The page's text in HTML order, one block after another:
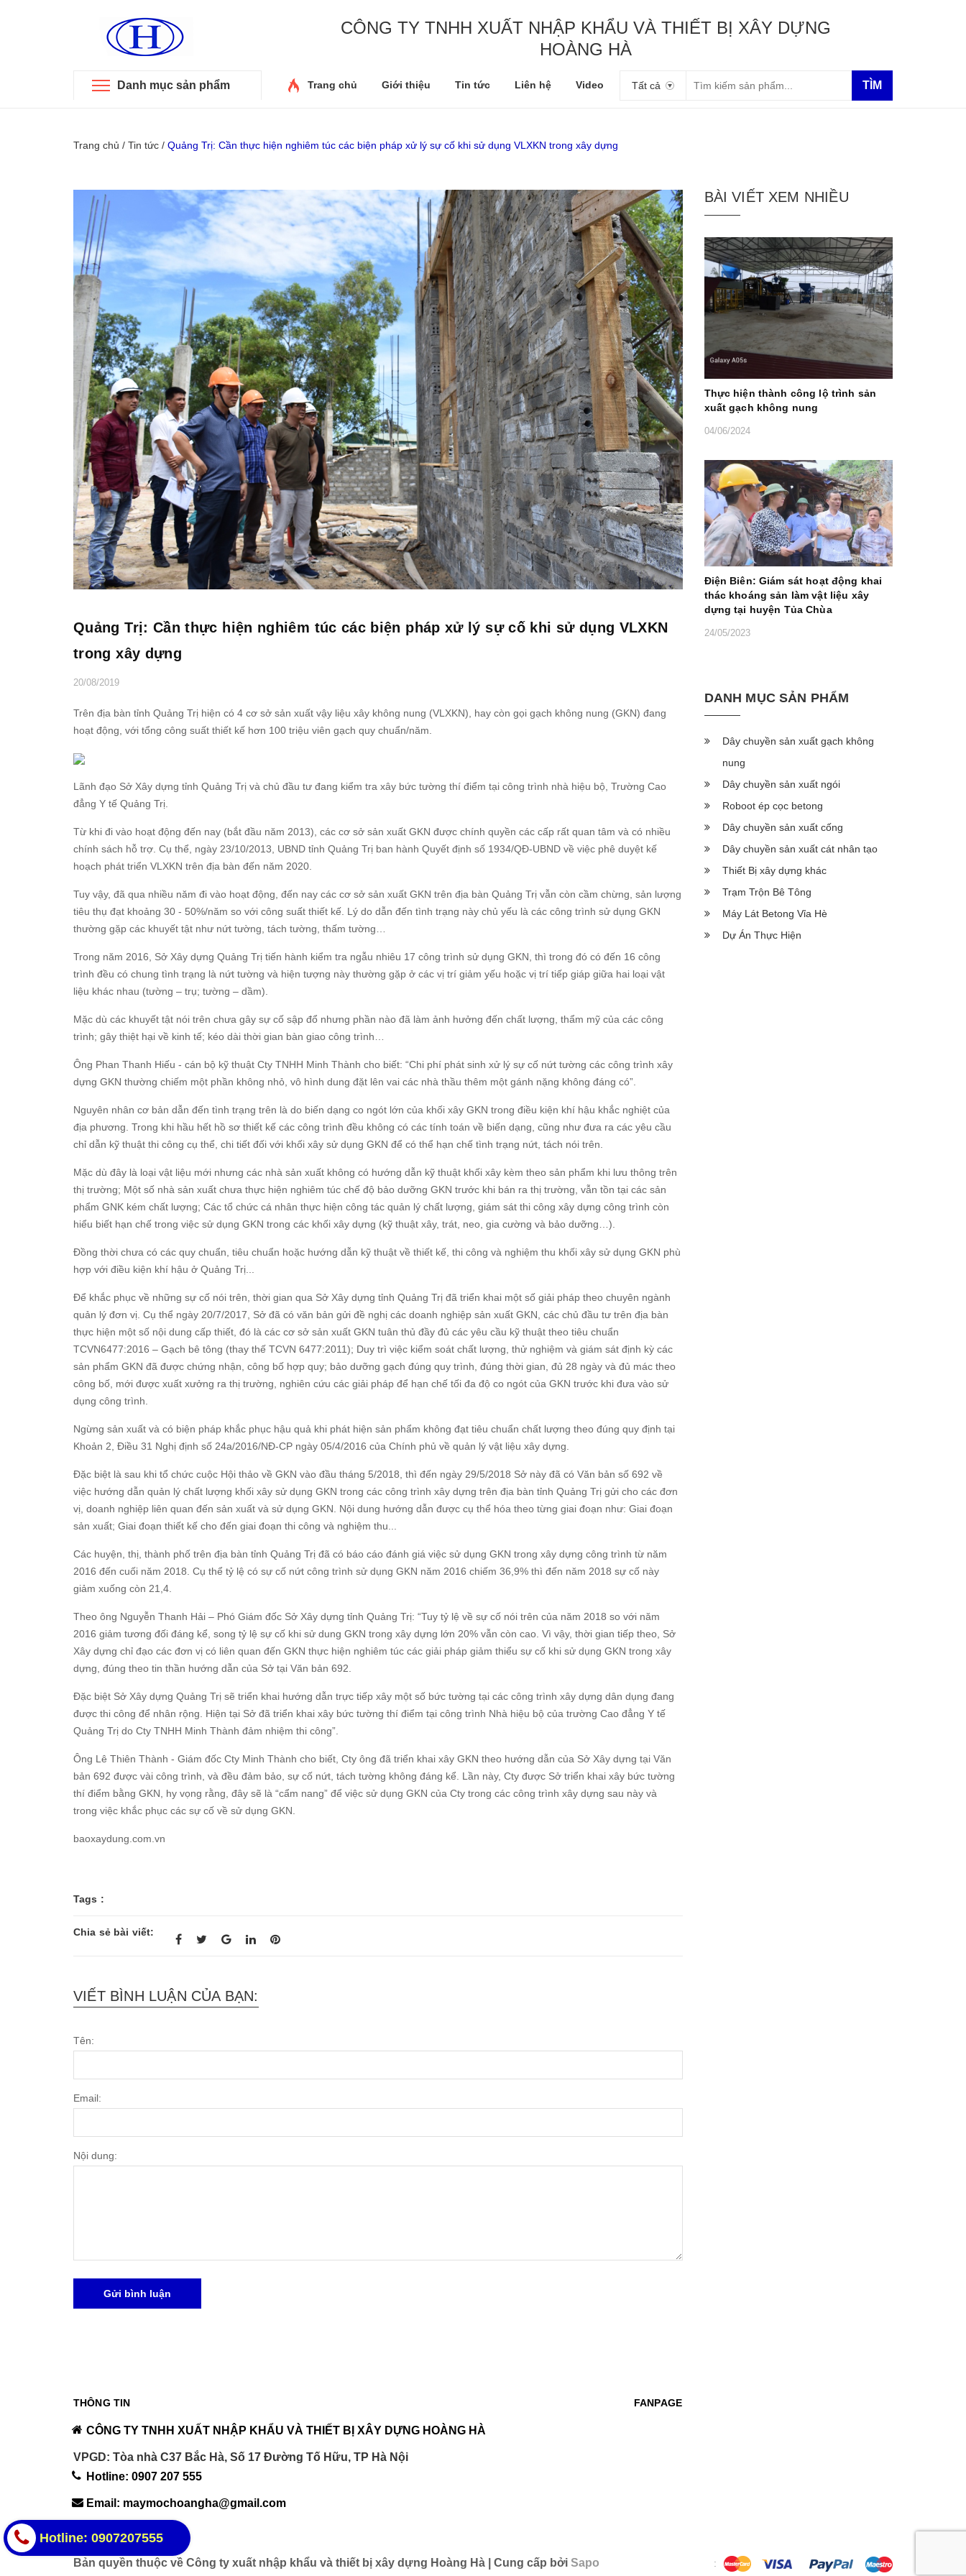
CÔNG TY TNHH XUẤT NHẬP KHẨU VÀ THIẾT BỊ XÂY DỰNG
HOÀNG HÀ
Danh mục sản phẩm Trang chủ Giới thiệu Tin tức Liên hệ Video Tất cả TÌM
Trang chủ / Tin tức / Quảng Trị: Cần thực hiện nghiêm túc các biện pháp xử lý sự cố khi sử dụng VLXKN trong xây dựng
Quảng Trị: Cần thực hiện nghiêm túc các biện pháp xử lý sự cố khi sử dụng VLXKN
trong xây dựng
20/08/2019
Trên địa bàn tỉnh Quảng Trị hiện có 4 cơ sở sản xuất vậy liệu xây không nung (VLXKN), hay còn gọi gạch không nung (GKN) đang
hoạt động, với tổng công suất thiết kế hơn 100 triệu viên gạch quy chuẩn/năm.
Lãnh đạo Sở Xây dựng tỉnh Quảng Trị và chủ đầu tư đang kiểm tra xây bức tường thí điểm tại công trình nhà hiệu bộ, Trường Cao
đẳng Y tế Quảng Trị.
Từ khi đi vào hoạt động đến nay (bắt đầu năm 2013), các cơ sở sản xuất GKN được chính quyền các cấp rất quan tâm và có nhiều
chính sách hỗ trợ. Cụ thể, ngày 23/10/2013, UBND tỉnh Quảng Trị ban hành Quyết định số 1934/QĐ-UBND về việc phê duyệt kế
hoạch phát triển VLXKN trên địa bàn đến năm 2020.
Tuy vậy, đã qua nhiều năm đi vào hoạt động, đến nay các cơ sở sản xuất GKN trên địa bàn Quảng Trị vẫn còn cầm chừng, sản lượng
tiêu thụ đạt khoảng 30 - 50%/năm so với công suất thiết kế. Lý do dẫn đến tình trạng này chủ yếu là các công trình sử dụng GKN
thường gặp các khuyết tật như nứt tường, tách tường, thấm tường…
Trong năm 2016, Sở Xây dựng Quảng Trị tiến hành kiểm tra ngẫu nhiêu 17 công trình sử dụng GKN, thì trong đó có đến 16 công
trình đều có chung tình trạng là nứt tường và hiện tượng này thường gặp ở các vị trí giảm yếu hoặc vị trí tiếp giáp giữa hai loại vật
liệu khác nhau (tường – trụ; tường – dầm).
Mặc dù các khuyết tật nói trên chưa gây sự cố sập đổ nhưng phần nào đã làm ảnh hưởng đến chất lượng, thẩm mỹ của các công
trình; gây thiệt hại về kinh tế; kéo dài thời gian bàn giao công trình…
Ông Phan Thanh Hiếu - cán bộ kỹ thuật Cty TNHH Minh Thành cho biết: “Chi phí phát sinh xử lý sự cố nứt tường các công trình xây
dựng GKN thường chiếm một phần không nhỏ, vô hình dung đặt lên vai các nhà thầu thêm một gánh nặng không đáng có”.
Nguyên nhân cơ bản dẫn đến tình trạng trên là do biến dạng co ngót lớn của khối xây GKN trong điều kiện khí hậu khắc nghiệt của
địa phương. Trong khi hầu hết hồ sơ thiết kế các công trình đều không có các tính toán về biến dạng, cũng như đưa ra các yêu cầu
chỉ dẫn kỹ thuật thi công cụ thể, chi tiết đối với khối xây sử dụng GKN để có thể hạn chế tình trạng nứt, tách nói trên.
Mặc dù đây là loại vật liệu mới nhưng các nhà sản xuất không có hướng dẫn kỹ thuật khối xây kèm theo sản phẩm khi lưu thông trên
thị trường; Một số nhà sản xuất chưa thực hiện nghiêm túc chế độ bảo dưỡng GKN trước khi bán ra thị trường, vẫn tồn tại các sản
phẩm GNK kém chất lượng; Các tổ chức cá nhân thực hiện công tác quản lý chất lượng, giám sát thi công xây dựng công trình còn
hiểu biết hạn chế trong việc sử dụng GKN trong các khối xây dựng (kỹ thuật xây, trát, neo, gia cường và bảo dưỡng…).
Đồng thời chưa có các quy chuẩn, tiêu chuẩn hoặc hướng dẫn kỹ thuật về thiết kế, thi công và nghiệm thu khối xây sử dụng GKN phù
hợp với điều kiện khí hậu ở Quảng Trị...
Để khắc phục về những sự cố nói trên, thời gian qua Sở Xây dựng tỉnh Quảng Trị đã triển khai một số giải pháp theo chuyên ngành
quản lý đơn vị. Cụ thể ngày 20/7/2017, Sở đã có văn bản gửi đề nghị các doanh nghiệp sản xuất GKN, các chủ đầu tư trên địa bàn
thực hiện một số nội dung cấp thiết, đó là các cơ sở sản xuất GKN tuân thủ đầy đủ các yêu cầu kỹ thuật theo tiêu chuẩn
TCVN6477:2016 – Gạch bê tông (thay thế TCVN 6477:2011); Duy trì việc kiểm soát chất lượng, thử nghiệm và giám sát định kỳ các
sản phẩm GKN đã được chứng nhận, công bố hợp quy; bảo dưỡng gạch đúng quy trình, đúng thời gian, đủ 28 ngày và đủ mác theo
công bố, mới được xuất xưởng ra thị trường, nghiên cứu các giải pháp để hạn chế tối đa độ co ngót của GKN trước khi đưa vào sử
dụng công trình.
Ngừng sản xuất và có biện pháp khắc phục hậu quả khi phát hiện sản phẩm không đạt tiêu chuẩn chất lượng theo đúng quy định tại
Khoản 2, Điều 31 Nghị định số 24a/2016/NĐ-CP ngày 05/4/2016 của Chính phủ về quản lý vật liệu xây dựng.
Đặc biệt là sau khi tổ chức cuộc Hội thảo về GKN vào đầu tháng 5/2018, thì đến ngày 29/5/2018 Sở này đã có Văn bản số 692 về
việc hướng dẫn quản lý chất lượng khối xây sử dụng GKN trong các công trình xây dựng trên địa bàn tỉnh Quảng Trị gửi cho các đơn
vị, doanh nghiệp liên quan đến sản xuất và sử dụng GKN. Nội dung hướng dẫn được cụ thể hóa theo từng giai đoạn như: Giai đoạn
sản xuất; Giai đoạn thiết kế cho đến giai đoạn thi công và nghiệm thu...
Các huyện, thị, thành phố trên địa bàn tỉnh Quảng Trị đã có báo cáo đánh giá việc sử dụng GKN trong xây dựng công trình từ năm
2016 đến cuối năm 2018. Cụ thể tỷ lệ có sự cố nứt công trình sử dụng GKN năm 2016 chiếm 36,9% thì đến năm 2018 sự cố này
giảm xuống còn 21,4.
Theo ông Nguyễn Thanh Hải – Phó Giám đốc Sở Xây dựng tỉnh Quảng Trị: “Tuy tỷ lệ về sự cố nói trên của năm 2018 so với năm
2016 giảm tương đối đáng kể, song tỷ lệ sự cố khi sử dung GKN trong xây dựng lớn 20% vẫn còn cao. Vì vậy, thời gian tiếp theo, Sở
Xây dựng chỉ đạo các đơn vị có liên quan đến GKN thực hiện nghiêm túc các giải pháp giảm thiểu sự cố khi sử dụng GKN trong xây
dựng, đúng theo tin thần hướng dẫn của Sở tại Văn bản 692.
Đặc biệt Sở Xây dựng Quảng Trị sẽ triển khai hướng dẫn trực tiếp xây một số bức tường tại các công trình xây dựng dân dụng đang
được thi công để nhân rộng. Hiện tại Sở đã triển khai xây bức tường thí điểm tại công trình Nhà hiệu bộ của trường Cao đẳng Y tế
Quảng Trị do Cty TNHH Minh Thành đảm nhiệm thi công”.
Ông Lê Thiên Thành - Giám đốc Cty Minh Thành cho biết, Cty ông đã triển khai xây GKN theo hướng dẫn của Sở Xây dựng tại Văn
bản 692 được vài công trình, và đều đảm bảo, sự cố nứt, tách tường không đáng kể. Lần này, Cty được Sở triển khai xây bức tường
thí điểm bằng GKN, hy vọng rằng, đây sẽ là “cẩm nang” để việc sử dụng GKN của Cty trong các công trình xây dựng sau này và
trong việc khắc phục các sự cố về sử dụng GKN.
baoxaydung.com.vn
Tags :
Chia sẻ bài viết:
VIẾT BÌNH LUẬN CỦA BẠN:
Tên:
Email:
Nội dung:
Gửi bình luận
BÀI VIẾT XEM NHIỀU
Thực hiện thành công lộ trình sản
xuất gạch không nung
04/06/2024
Điện Biên: Giám sát hoạt động khai
thác khoáng sản làm vật liệu xây
dựng tại huyện Tủa Chùa
24/05/2023
DANH MỤC SẢN PHẨM
Dây chuyền sản xuất gạch không
nung
Dây chuyền sản xuất ngói
Roboot ép cọc betong
Dây chuyền sản xuất cống
Dây chuyền sản xuất cát nhân tạo
Thiết Bị xây dựng khác
Trạm Trộn Bê Tông
Máy Lát Betong Vỉa Hè
Dự Án Thực Hiện
Hotline: 0907207555
THÔNG TIN
CÔNG TY TNHH XUẤT NHẬP KHẨU VÀ THIẾT BỊ XÂY DỰNG HOÀNG HÀ
VPGD: Tòa nhà C37 Bắc Hà, Số 17 Đường Tố Hữu, TP Hà Nội
Hotline: 0907 207 555
Email: maymochoangha@gmail.com
FANPAGE
Bản quyền thuộc về Công ty xuất nhập khẩu và thiết bị xây dựng Hoàng Hà | Cung cấp bởi Sapo :